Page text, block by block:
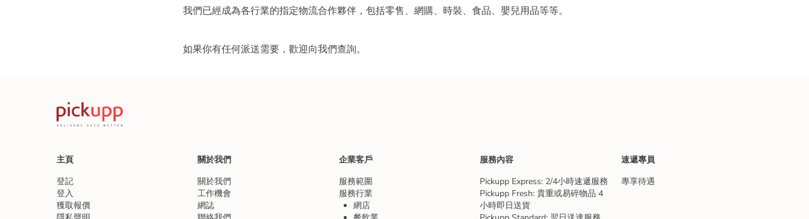
我們已經成為各行業的指定物流合作夥伴，包括零售、網購、時裝、食品、嬰兒用品等等。
主頁
登記
登入
獲取報價
關於我們
關於我們
工作機會
網誌
企業客戶
服務範圍
服務行業
網店
服務內容
Pickupp Express: 2/4小時速遞服務
Pickupp Fresh: 貴重或易碎物品 4
小時即日送貨
速遞專員
專享待遇